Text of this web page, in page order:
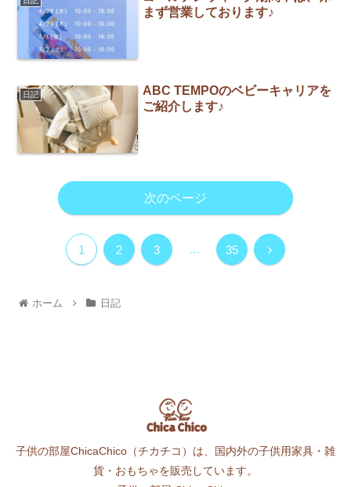
まず営業しております♪
日記
ABC TEMPOのベビーキャリアを
ご紹介します♪
次のページ
1 2 3 … 35
ホーム 日記
子供の部屋ChicaChico（チカチコ）は、国内外の子供用家具・雑
貨・おもちゃを販売しています。